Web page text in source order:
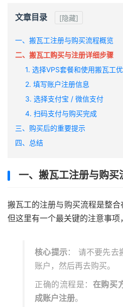
文章目录 [隐藏]
一、搬瓦工注册与购买流程概览
二、搬瓦工购买与注册详细步骤
1. 选择VPS套餐和使用搬瓦工
2. 填写账户注册信息
3. 选择支付宝 / 微信支付
4. 扫码支付与购买完成
三、购买后的重要提示
四、总结
一、搬瓦工注册与购买
搬瓦工的注册与购买流程是整合
但这里有一个最关键的注意事项
核心提示： 请不要先去
账户，然后再去购买。
正确的流程是： 在购买
成账户注册。